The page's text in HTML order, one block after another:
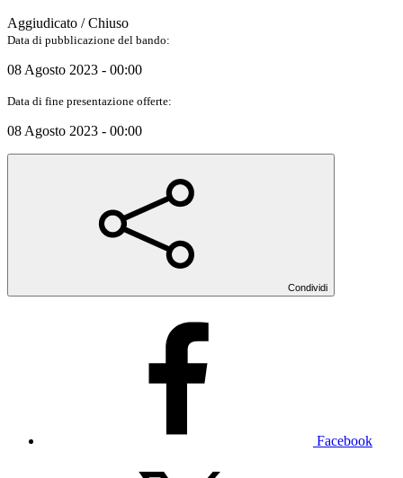
Aggiudicato / Chiuso
Data di pubblicazione del bando:
08 Agosto 2023 - 00:00
Data di fine presentazione offerte:
08 Agosto 2023 - 00:00
Condividi
Facebook